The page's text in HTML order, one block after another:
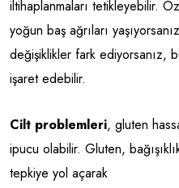
iltihaplanmaları tetikleyebilir.
yoğun baş ağrıları
değişiklikler fark ediyorsanız,
işaret edebilir.
Cilt problemleri, gluten
ipucu olabilir. Gluten,
tepkiye yol açarak